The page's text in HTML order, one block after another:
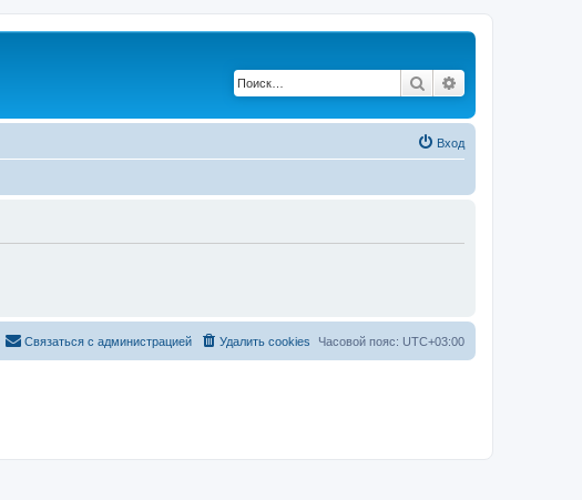
Поиск
Вход
Часовой пояс: UTC+03:00
Удалить cookies
Связаться с администрацией